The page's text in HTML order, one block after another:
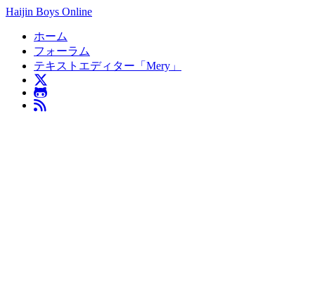
Haijin Boys Online
ホーム
フォーラム
テキストエディター「Mery」